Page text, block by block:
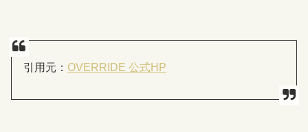
引用元：OVERRIDE 公式HP